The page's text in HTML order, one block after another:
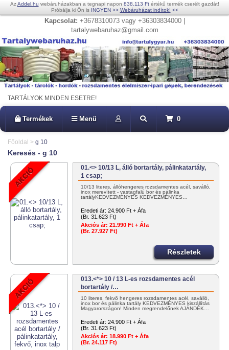
AzAddel.hu webáruházakban a tegnapi napon 838.113 Ftértékű termék cserélt gazdát!
Próbálja ki Ön is INGYEN >> Webáruházat indítok! <<
Kapcsolat: +3678310073 vagy +36303834000 |
tartalywebaruhaz@gmail.com
TARTÁLYOK MINDEN ESETRE!
Termékek Menü 0
Főoldal > g 10
Keresés - g 10
01.<> 10/13 L, álló bortartály, pálinkatartály,
1 csap;
10/13 literes, állóhengeres rozsdamentes acél, saválló,
inox merevített - vastagfalú bor és pálinka
tartályKEDVEZMÉNYES KEDVEZMÉNYES…
Eredeti ár: 24.900 Ft + Áfa
(Br. 31.623 Ft)
Akciós ár: 21.990 Ft + Áfa
(Br. 27.927 Ft)
Részletek
013.<*> 10 / 13 L-es rozsdamentes acél
bortartály /…
10 literes, fekvő hengeres rozsdamentes acél, saválló,
inox bor és pálinka tartály KEDVEZMÉNYES kiszállítás
Magyarországon! Minden megrendelőnek AJÁNDÉK…
Eredeti ár: 24.900 Ft + Áfa
(Br. 31.623 Ft)
Akciós ár: 18.990 Ft + Áfa
(Br. 24.117 Ft)